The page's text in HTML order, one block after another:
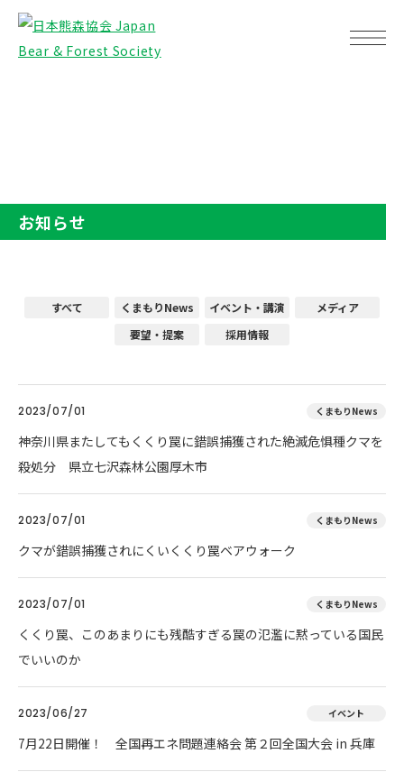
お知らせ
すべて くまもりNews イベント・講演
メディア
要望・提案
採用情報
2023/07/01 くまもりNews
神奈川県またしてもくくり罠に錯誤捕獲された絶滅危惧種クマを
殺処分 県立七沢森林公園厚木市
2023/07/01 くまもりNews
クマが錯誤捕獲されにくいくくり罠ベアウォーク
2023/07/01 くまもりNews
くくり罠、このあまりにも残酷すぎる罠の氾濫に黙っている国民
でいいのか
2023/06/27 イベント
7月22日開催！ 全国再エネ問題連絡会 第２回全国大会 in 兵庫